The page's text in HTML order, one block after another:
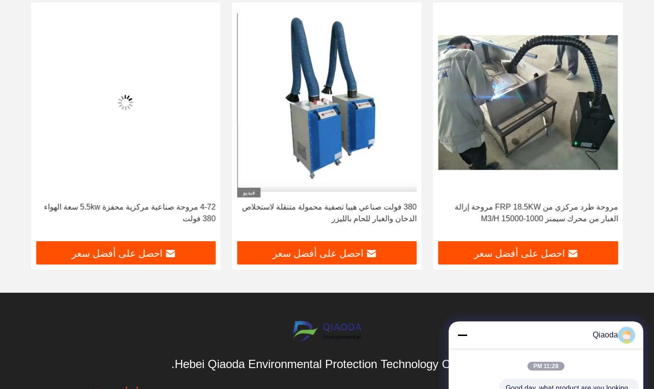
مروحة طرد مركزي من FRP 18.5KW مروحة إزالة
الغبار من محرك سيمنز 1000-15000 M3/H
احصل على أفضل سعر
فيديو
380 فولت صناعي هيبا تصفية محمولة متنقلة لاستخلاص
الدخان والغبار للحام بالليزر
احصل على أفضل سعر
4-72 مروحة صناعية مركزية محفزة 5.5kw سعة الهواء
380 فولت
احصل على أفضل سعر
Hebei Qiaoda Environmental Protection Technology Co., Ltd.
Qiaoda
11:28 PM